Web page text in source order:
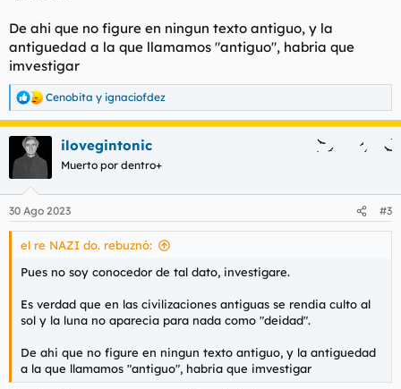
De ahi que no figure en ningun texto antiguo, y la
antiguedad a la que llamamos "antiguo", habria que
imvestigar
R
e
a
c
e
s
Cenobita y ignaciofdez
ilovegintonic
Muerto por dentro+
30 Ago 2023 #3
el re NAZI do. rebuznó:
Pues no soy conocedor de tal dato, investigare.
Es verdad que en las civilizaciones antiguas se rendia culto al
sol y la luna no aparecia para nada como "deidad".
De ahi que no figure en ningun texto antiguo, y la antiguedad
a la que llamamos "antiguo", habria que imvestigar